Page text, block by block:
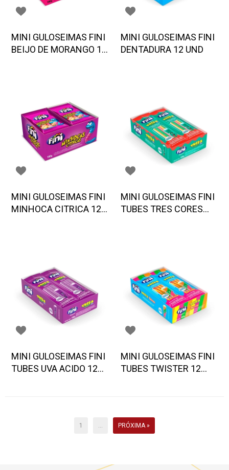
MINI GULOSEIMAS FINI
BEIJO DE MORANGO 12
MINI GULOSEIMAS FINI
DENTADURA 12 UND
MINI GULOSEIMAS FINI
MINHOCA CITRICA 12
MINI GULOSEIMAS FINI
TUBES TRES CORES
MINI GULOSEIMAS FINI
TUBES UVA ACIDO 12
MINI GULOSEIMAS FINI
TUBES TWISTER 12
1 ... PRÓXIMA »